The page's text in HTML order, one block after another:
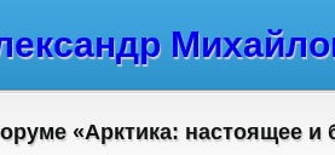
«Арктика: настоящее и